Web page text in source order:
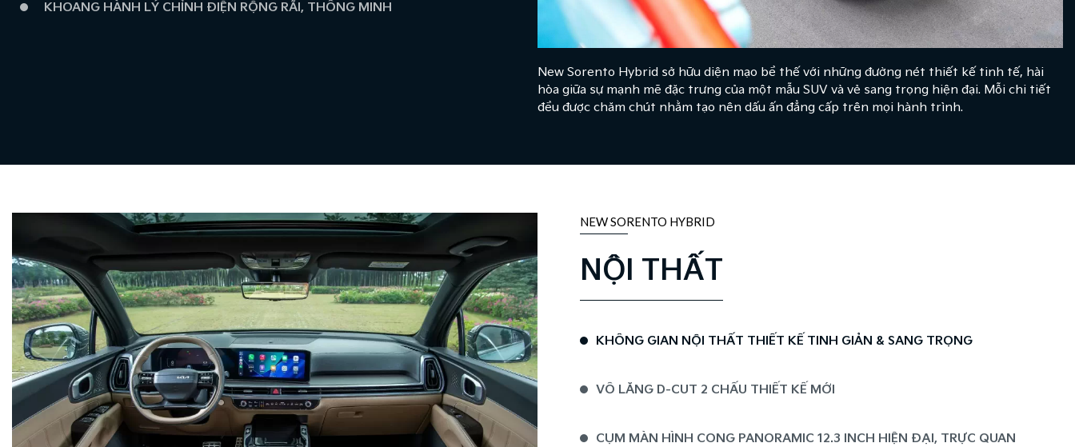
KHOANG HÀNH LÝ CHỈNH ĐIỆN RỘNG RÃI, THÔNG MINH
New Sorento Hybrid sở hữu diện mạo bề thế với những đường nét thiết kế tinh tế, hài
hòa giữa sự mạnh mẽ đặc trưng của một mẫu SUV và vẻ sang trọng hiện đại. Mỗi chi tiết
đều được chăm chút nhằm tạo nên dấu ấn đẳng cấp trên mọi hành trình.
NEW SORENTO HYBRID
NỘI THẤT
KHÔNG GIAN NỘI THẤT THIẾT KẾ TINH GIẢN & SANG TRỌNG
VÔ LĂNG D-CUT 2 CHẤU THIẾT KẾ MỚI
CỤM MÀN HÌNH CONG PANORAMIC 12.3 INCH HIỆN ĐẠI, TRỰC QUAN